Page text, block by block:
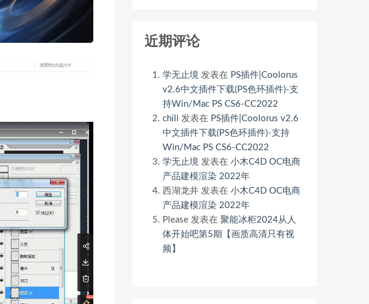
近期评论
学无止境 发表在 PS插件|Coolorus
v2.6中文插件下载(PS色环插件)-支
持Win/Mac PS CS6-CC2022
chili 发表在 PS插件|Coolorus v2.6
中文插件下载(PS色环插件)-支持
Win/Mac PS CS6-CC2022
学无止境 发表在 小木C4D OC电商
产品建模渲染 2022年
西湖龙井 发表在 小木C4D OC电商
产品建模渲染 2022年
Please 发表在 聚能冰柜2024从人
体开始吧第5期【画质高清只有视
频】